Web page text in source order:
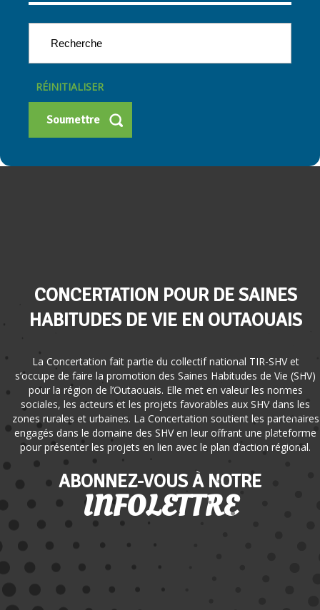
RÉINITIALISER
CONCERTATION POUR DE SAINES
HABITUDES DE VIE EN OUTAOUAIS
La Concertation fait partie du collectif national TIR-SHV et
s’occupe de faire la promotion des Saines Habitudes de Vie (SHV)
pour la région de l’Outaouais. Elle met en valeur les normes
sociales, les acteurs et les projets favorables aux SHV dans les
zones rurales et urbaines. La Concertation soutient les partenaires
engagés dans le domaine des SHV en leur offrant une plateforme
pour présenter les projets en lien avec le plan d’action régional.
ABONNEZ-VOUS À NOTRE
INFOLETTRE